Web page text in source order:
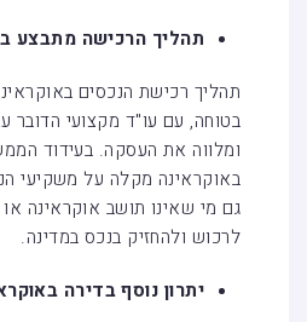
תהליך הרכישה מתבצע
תהליך רכישת הנכסים
בטוחה, עם עו"ד מקצועי הדובר
ומלווה את העסקה. בעידוד
באוקראינה מקלה על משקיעי
גם מי שאינו תושב אוקראינה
לרכוש ולהחזיק בנכס במדינה.
יתרון נוסף בדירה